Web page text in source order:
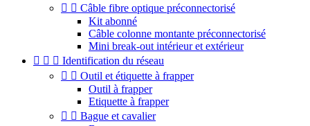
  Câble fibre optique préconnectorisé
Kit abonné
Câble colonne montante préconnectorisé
Mini break-out intérieur et extérieur
   Identification du réseau
  Outil et étiquette à frapper
Outil à frapper
Etiquette à frapper
  Bague et cavalier